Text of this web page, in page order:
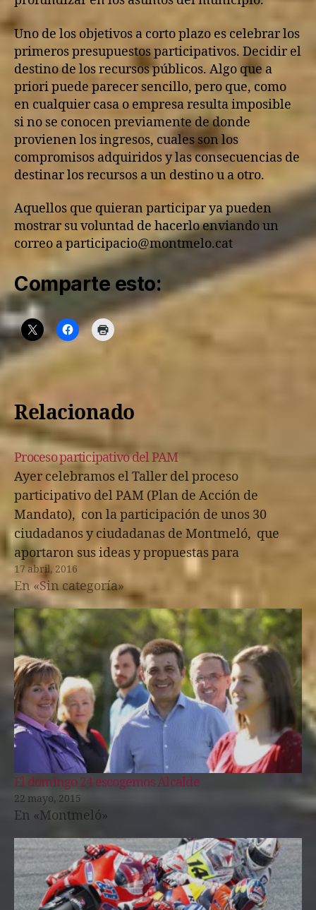
Uno de los objetivos a corto plazo es celebrar los
primeros presupuestos participativos. Decidir el
destino de los recursos públicos. Algo que a
priori puede parecer sencillo, pero que, como
en cualquier casa o empresa resulta imposible
si no se conocen previamente de donde
provienen los ingresos, cuales son los
compromisos adquiridos y las consecuencias de
destinar los recursos a un destino u a otro.
Aquellos que quieran participar ya pueden
mostrar su voluntad de hacerlo enviando un
correo a participacio@montmelo.cat
Comparte esto:
Relacionado
Proceso participativo del PAM
Ayer celebramos el Taller del proceso
participativo del PAM (Plan de Acción de
Mandato), con la participación de unos 30
ciudadanos y ciudadanas de Montmeló, que
aportaron sus ideas y propuestas para
Montmeló. Por desgracia, los miembros de la
oposición declinaron participar en la
realización del taller, a pesar de…
17 abril, 2016
En «Sin categoría»
El domingo 24 escogemos Alcalde
22 mayo, 2015
En «Montmeló»